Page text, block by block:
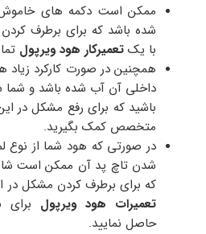
ممکن است دکمه های
شده باشد که برای برطرف
با یک تعمیرکار هود ویرپول
همچنین در صورت کارکرد
داخلی آن آب شده باشد و شما
باشید که برای رفع مشکل در
متخصص کمک بگیرید.
در صورتی که هود شما از
شدن تاچ پد آن ممکن است
که برای برطرف کردن مشکل در
تعمیرات هود ویرپول
حاصل نمایید.